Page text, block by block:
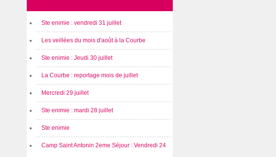
Ste enimie : vendredi 31 juillet
Les veillées du mois d'août à la Courbe
Ste enimie : Jeudi 30 juillet
La Courbe : reportage mois de juillet
Mercredi 29 juillet
Ste enimie : mardi 28 juillet
Ste enimie
Camp Saint Antonin 2eme Séjour : Vendredi 24